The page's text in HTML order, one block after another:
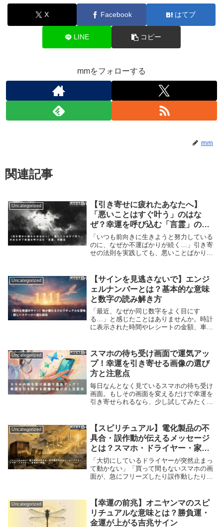
X Facebook はてブ
LINE コピー
mmをフォローする
mm
関連記事
Uncategorized
【引き寄せに疲れたあなたへ】
「悪いことはすぐ叶う」のはな
ぜ？幸運を呼び込む「言霊」の魔
法
「いつも前向きに生きようと努力している
のに、なぜか不運ばかりが続く…」引き寄
せの法則を実践しても、悪いことばかりが
叶うのには理由があります。それは、ネガ
ティブな感情...
Uncategorized
【サインを見逃さないで】エンジ
ェルナンバーとは？基本的な意味
と数字の読み解き方
「最近、なぜか同じ数字をよく目にす
る…」と感じたことはありませんか。時計
に表示された時間やレシートの金額、車の
ん。その数字は偶然ではなく、天使からの
特別なメッセージ...
Uncategorized
スマホの待ち受け画面で運気アッ
プ！幸運を引き寄せる画像の選び
方と注意点
毎日なんとなく見ているスマホの待ち受け
画面。もしその画面を変えるだけで幸運を
引き寄せられるなら、少し試してみたくな
「心地よい」と感じる画像がエネルギーを
整えてくれる...
Uncategorized
【スピリチュアル】電化製品の不
具合・誤作動が伝えるメッセージ
とは？スマホ・ドライヤー・家電
別に解説
「大切にしているドライヤーが突然止まっ
て動かない」「買って間もないスマホの画
面が、急にフリーズしたり誤作動したりす
伝えすると、電化製品の不具合や誤作動は
決して不吉な...
Uncategorized
【幸運の前兆】オニヤンマのスピ
リチュアルな意味とは？勝負運・
金運が上がる吉兆サイン